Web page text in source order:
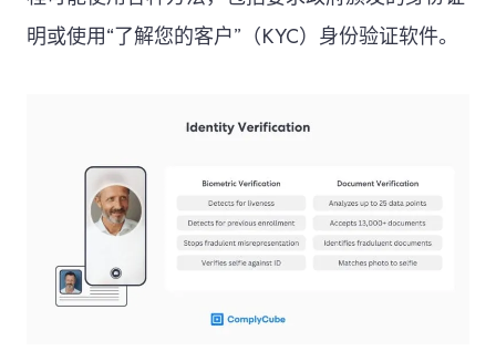
明或使用“了解您的客户”（KYC）身份验证软件。